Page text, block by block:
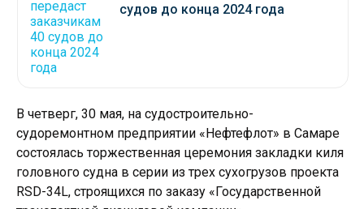
судов до конца 2024 года
В четверг, 30 мая, на судостроительно-
судоремонтном предприятии «Нефтефлот» в Самаре
состоялась торжественная церемония закладки киля
головного судна в серии из трех сухогрузов проекта
RSD-34L, строящихся по заказу «Государственной